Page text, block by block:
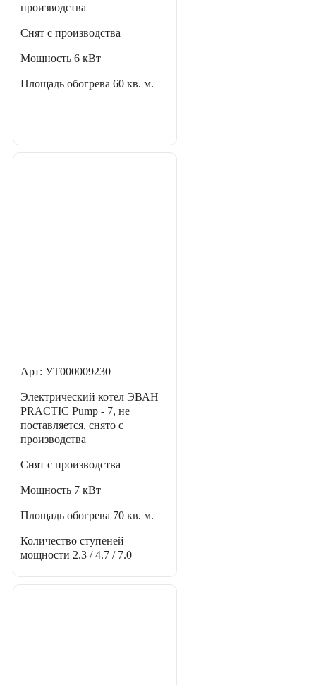
производства
Снят с производства
Мощность 6 кВт
Площадь обогрева 60 кв. м.
Арт: УТ000009230
Электрический котел ЭВАН
PRACTIC Pump - 7, не
поставляется, снято с
производства
Снят с производства
Мощность 7 кВт
Площадь обогрева 70 кв. м.
Количество ступеней
мощности 2.3 / 4.7 / 7.0